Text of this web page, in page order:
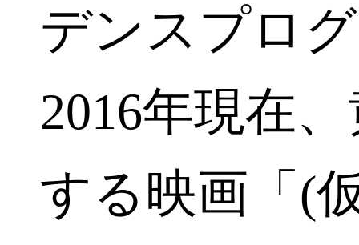
デンスプロ
2016年現在
する映画「(